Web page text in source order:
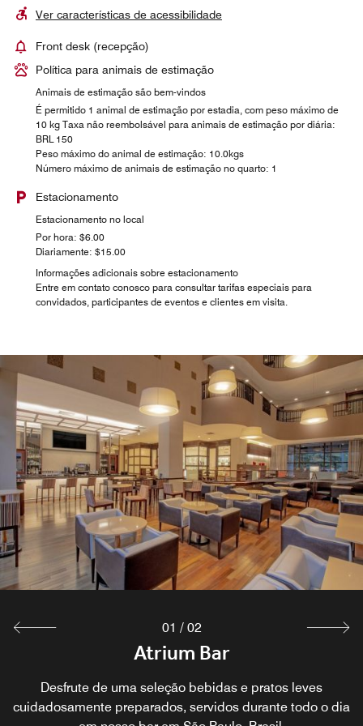
Ver características de acessibilidade
Front desk (recepção)
Política para animais de estimação
Animais de estimação são bem-vindos
É permitido 1 animal de estimação por estadia, com peso máximo de
10 kg Taxa não reembolsável para animais de estimação por diária:
BRL 150
Peso máximo do animal de estimação: 10.0kgs
Número máximo de animais de estimação no quarto: 1
Estacionamento
Estacionamento no local
Por hora: $6.00
Diariamente: $15.00
Informações adicionais sobre estacionamento
Entre em contato conosco para consultar tarifas especiais para
convidados, participantes de eventos e clientes em visita.
Atrium Bar
Desfrute de uma seleção bebidas e pratos leves
cuidadosamente preparados, servidos durante todo o dia
Cafe Deville
O Café Deville, nosso famoso restaurante em São Paulo,
oferece um abrangente buffet internacional, um menu à la
01 / 02